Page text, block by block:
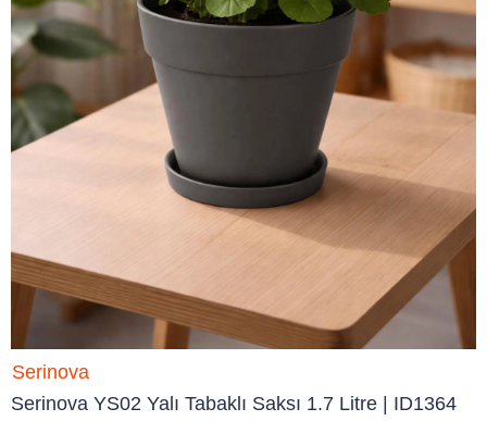
Serinova YS02 Yalı Tabaklı Saksı 1.7 Litre | ID1364
Serinova